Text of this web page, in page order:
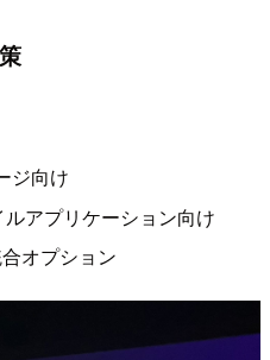
ジ向け
アプリケーション向け
オプション